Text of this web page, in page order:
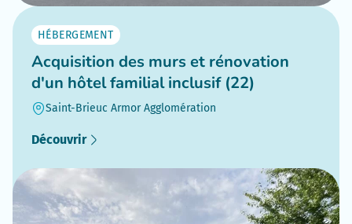
HÉBERGEMENT
Acquisition des murs et rénovation
d'un hôtel familial inclusif (22)
Saint-Brieuc Armor Agglomération
Découvrir